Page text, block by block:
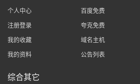
个人中心
注册登录
我的收藏
我的资料
百度免费
夸克免费
域名主机
公告列表
综合其它